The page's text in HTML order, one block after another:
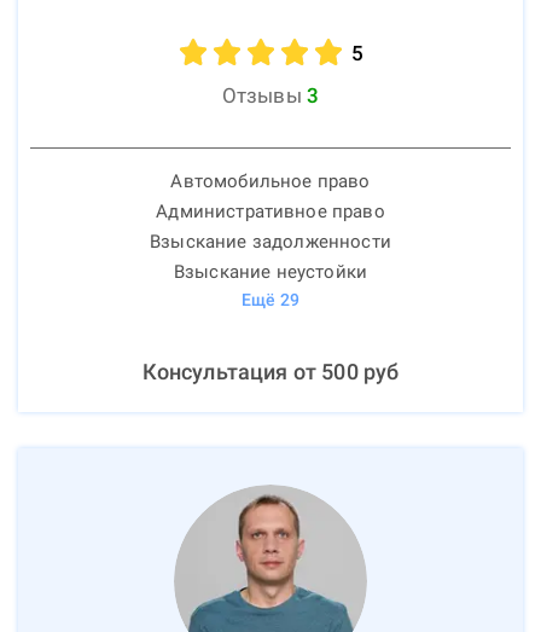
5
Отзывы 3
Автомобильное право
Административное право
Взыскание задолженности
Взыскание неустойки
Ещё 29
Консультация от 500руб